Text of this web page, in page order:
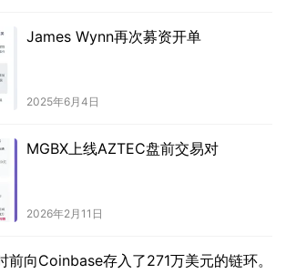
James Wynn再次募资开单
2025年6月4日
MGBX上线AZTEC盘前交易对
2026年2月11日
前向Coinbase存入了271万美元的链环。